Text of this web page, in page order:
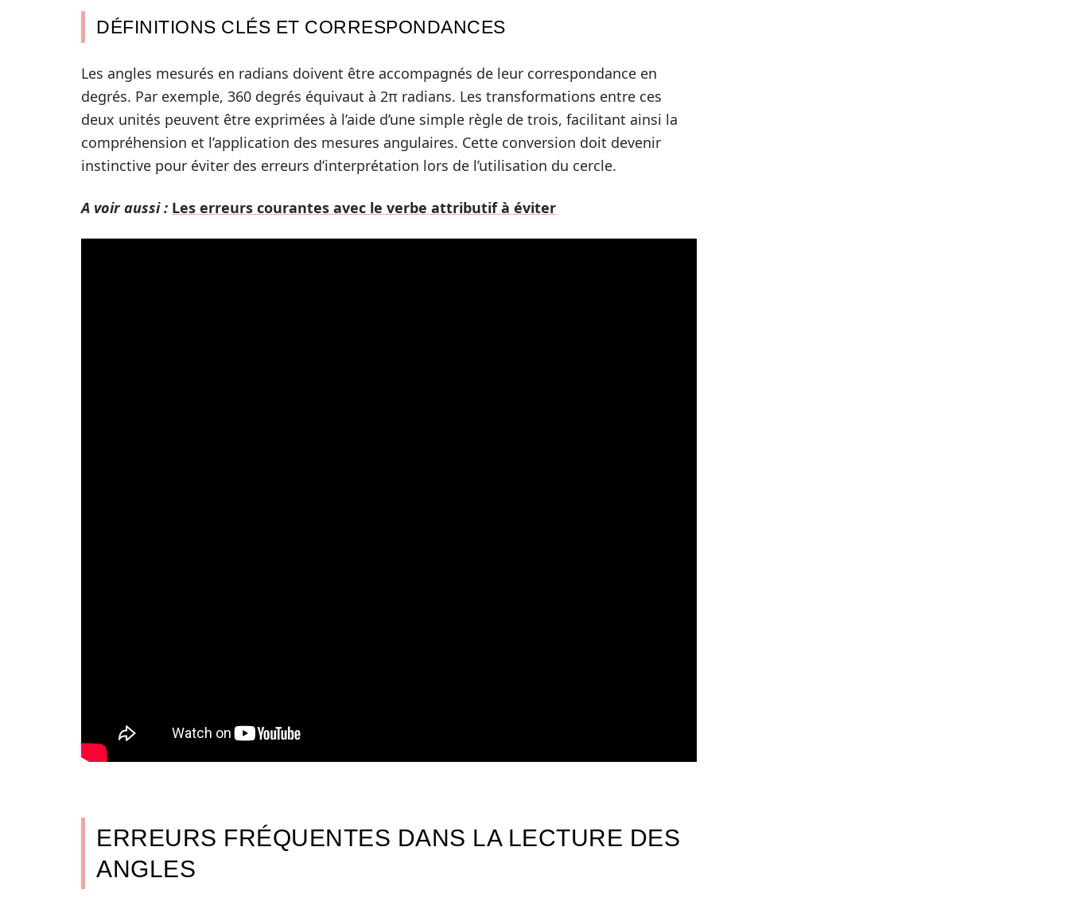
DÉFINITIONS CLÉS ET CORRESPONDANCES
Les angles mesurés en radians doivent être accompagnés de leur correspondance en
degrés. Par exemple, 360 degrés équivaut à 2π radians. Les transformations entre ces
deux unités peuvent être exprimées à l’aide d’une simple règle de trois, facilitant ainsi la
compréhension et l’application des mesures angulaires. Cette conversion doit devenir
instinctive pour éviter des erreurs d’interprétation lors de l’utilisation du cercle.
A voir aussi : Les erreurs courantes avec le verbe attributif à éviter
ERREURS FRÉQUENTES DANS LA LECTURE DES
ANGLES